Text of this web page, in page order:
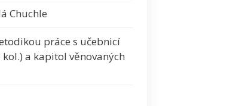
Chuchle
práce s učebnicí
a kapitol věnovaných